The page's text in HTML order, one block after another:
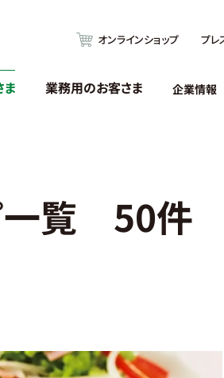
オンラインショップ プレ
業務用のお客さま 企業情報
一覧 50件